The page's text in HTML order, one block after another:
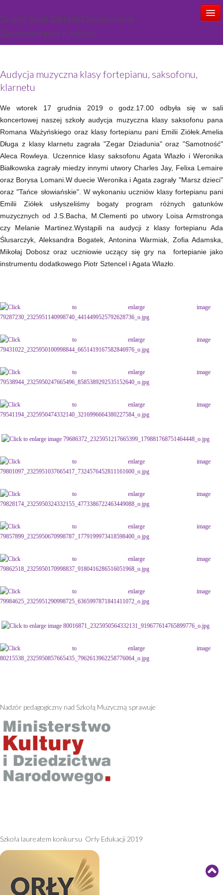
Zespół Szkół Zakładu Doskonalenia
Zawodowego w Kielcach
Aktualności
O szkole
Kadra
Oferta zajęć
Rekrutacja
Kontakt
Patronat artystyczny
Polityka prywatności
Audycja muzyczna klasy fortepianu, saksofonu,
klarnetu
We wtorek 17 grudnia 2019 o godz.17.00 odbyła się w sali
koncertowej naszej szkoły audycja muzyczna klasy saksofonu pana
Romana Ważyńskiego oraz klasy fortepianu pani Emilii Ziółek.Amelia
Długa z klasy klarnetu zagrała "Zegar Dziadunia" oraz "Samotność"
Aleca Rowleya. Uczennice klasy saksofonu Agata Wlazło i Weronika
Białkowska zagrały miedzy innymi utwory Charles Jay, Felixa Lemaire
oraz Borysa Lomani.W duecie Weronika i Agata zagrały "Marsz dzieci"
oraz "Tańce słowiańskie". W wykonaniu uczniów klasy fortepianu pani
Emilii Ziółek usłyszeliśmy bogaty program różnych gatunków
muzycznych od J.S.Bacha, M.Clementi po utwory Loisa Armstronga
czy Melanie Martinez.Wystąpili na audycji z klasy fortepianu Ada
Ślusarczyk, Aleksandra Bogatek, Antonina Warmiak, Zofia Adamska,
Mikołaj Dobosz oraz uczniowie uczący się gry na fortepianie jako
instrumentu dodatkowego Piotr Sztencel i Agata Wlazło.
Nadzór pedagogiczny nad Szkołą Muzyczną sprawuje
Szkoła laureatem konkursu Orły Edukacji 2019